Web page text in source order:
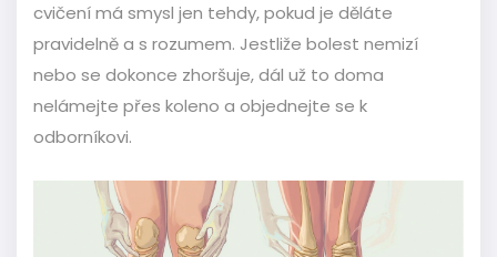
cvičení má smysl jen tehdy, pokud je děláte
pravidelně a s rozumem. Jestliže bolest nemizí
nebo se dokonce zhoršuje, dál už to doma
nelámejte přes koleno a objednejte se k
odborníkovi.